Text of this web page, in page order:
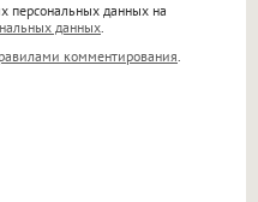
<s>, <big>,
<ul>, <ol>, <li>,
HTML,
становятся
будет
персональных данных на
данных.
комментирования.